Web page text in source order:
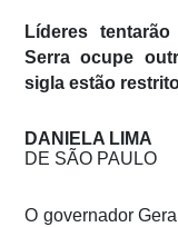
Líderes
Serra ocupe
sigla estão
DANIELA LIMA
DE SÃO PAULO
O governador